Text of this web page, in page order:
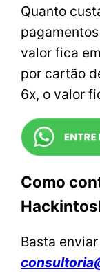
Quanto
valor fica em
por cartão
6x, o valor
Como
Basta